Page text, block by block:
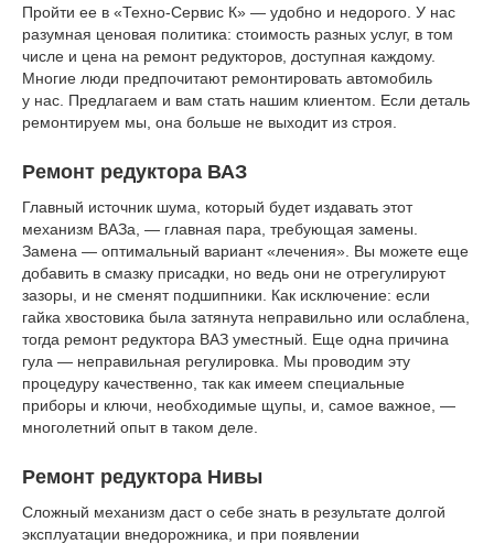
Пройти ее в «Техно-Сервис К» — удобно и недорого. У нас
разумная ценовая политика: стоимость разных услуг, в том
числе и цена на ремонт редукторов, доступная каждому.
Многие люди предпочитают ремонтировать автомобиль
у нас. Предлагаем и вам стать нашим клиентом. Если деталь
ремонтируем мы, она больше не выходит из строя.
Ремонт редуктора ВАЗ
Главный источник шума, который будет издавать этот
механизм ВАЗа, — главная пара, требующая замены.
Замена — оптимальный вариант «лечения». Вы можете еще
добавить в смазку присадки, но ведь они не отрегулируют
зазоры, и не сменят подшипники. Как исключение: если
гайка хвостовика была затянута неправильно или ослаблена,
тогда ремонт редуктора ВАЗ уместный. Еще одна причина
гула — неправильная регулировка. Мы проводим эту
процедуру качественно, так как имеем специальные
приборы и ключи, необходимые щупы, и, самое важное, —
многолетний опыт в таком деле.
Ремонт редуктора Нивы
Сложный механизм даст о себе знать в результате долгой
эксплуатации внедорожника, и при появлении